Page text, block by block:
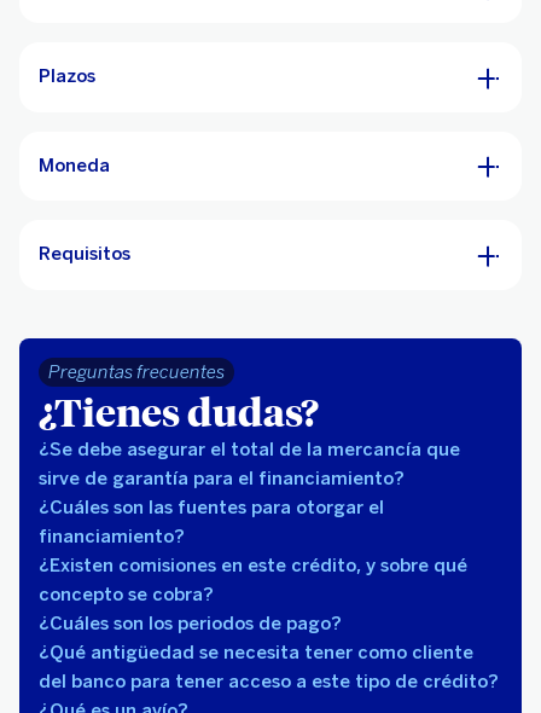
Plazos
Moneda
Requisitos
Preguntas frecuentes
¿Tienes dudas?
¿Se debe asegurar el total de la mercancía que
sirve de garantía para el financiamiento?
¿Cuáles son las fuentes para otorgar el
financiamiento?
¿Existen comisiones en este crédito, y sobre qué
concepto se cobra?
¿Cuáles son los periodos de pago?
¿Qué antigüedad se necesita tener como cliente
del banco para tener acceso a este tipo de crédito?